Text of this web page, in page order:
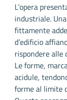
L’opera
industriale.
fittamente
d’edificio
rispondere alle
Le forme,
acidule,
forme al limite